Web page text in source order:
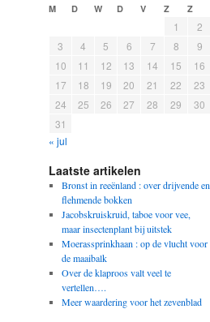
M D W D V Z Z
« jul
1
2
3
4 5 6 7 8
9
10
11 12 13 14 15
16
17
18 19 20 21 22
23
24
25 26 27 28 29
30
31
Laatste artikelen
Bronst in reeënland : over drijvende en
flehmende bokken
Jacobskruiskruid, taboe voor vee,
maar insectenplant bij uitstek
Moerassprinkhaan : op de vlucht voor
de maaibalk
Over de klaproos valt veel te
vertellen….
Meer waardering voor het zevenblad